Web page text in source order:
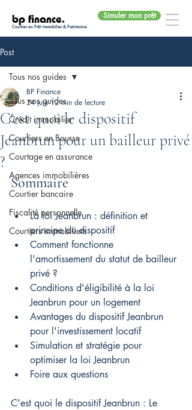
bp finance.
Courtier en Prêt Immobilier & Patrimoine
Simuler mon prêt
Post
Tous nos guides
Crédit immobilier
Courtiers en Bourse
Courtage en assurance
Agences immobilières
Courtier bancaire
Fiscalité personnelle
Courtiers immobiliers
Tous nos guides
C'est quoi le dispositif
Jeanbrun pour un bailleur privé
?
BP Finance
24 juin 12 min de lecture
Sommaire
La loi Jeanbrun : définition et
principe du dispositif
Comment fonctionne
l'amortissement du statut de bailleur
privé ?
Conditions d'éligibilité à la loi
Jeanbrun pour un logement
Avantages du dispositif Jeanbrun
pour l'investissement locatif
Simulation et stratégie pour
optimiser la loi Jeanbrun
Foire aux questions
C'est quoi le dispositif Jeanbrun : Le